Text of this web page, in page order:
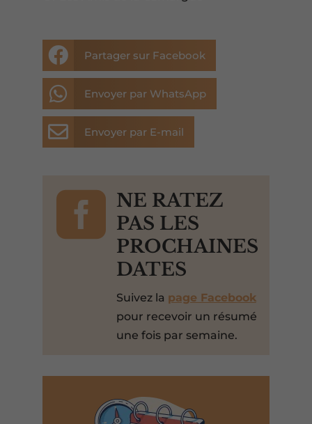
 Partager sur Facebook
 Envoyer par WhatsApp
 Envoyer par E-mail

NE RATEZ
PAS LES
PROCHAINES
DATES
Suivez la page Facebook
pour recevoir un résumé
une fois par semaine.